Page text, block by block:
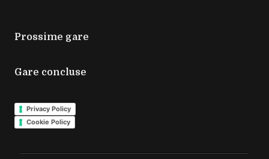
Prossime gare
Gare concluse
Privacy Policy
Cookie Policy